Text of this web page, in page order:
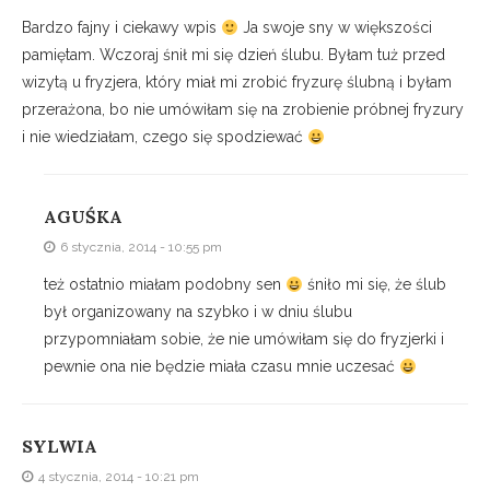
Bardzo fajny i ciekawy wpis
Ja swoje sny w większości
pamiętam. Wczoraj śnił mi się dzień ślubu. Byłam tuż przed
wizytą u fryzjera, który miał mi zrobić fryzurę ślubną i byłam
przerażona, bo nie umówiłam się na zrobienie próbnej fryzury
i nie wiedziałam, czego się spodziewać
AGUŚKA
6 stycznia, 2014 - 10:55 pm
też ostatnio miałam podobny sen
śniło mi się, że ślub
był organizowany na szybko i w dniu ślubu
przypomniałam sobie, że nie umówiłam się do fryzjerki i
pewnie ona nie będzie miała czasu mnie uczesać
SYLWIA
4 stycznia, 2014 - 10:21 pm